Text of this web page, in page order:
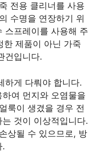
전용 클리너를 사용
수명을 연장하기 위
스프레이를 사용해 주
한 제품이 아닌 가죽
건입니다.
하게 다뤄야 합니다.
여 먼지와 오염물을
룩이 생겼을 경우 전
것이 이상적입니다.
상될 수 있으므로, 방
.